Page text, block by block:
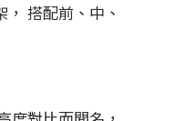
搭配前、中、